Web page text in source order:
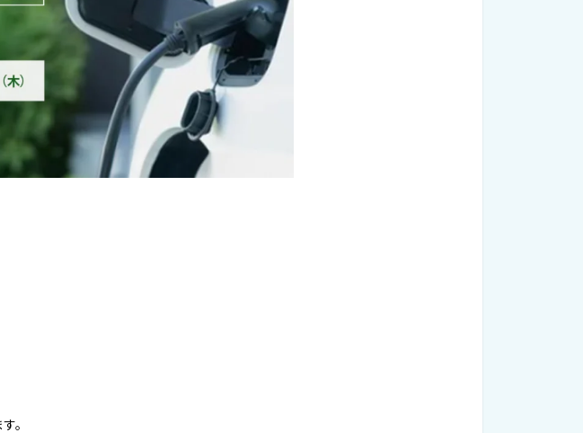
。